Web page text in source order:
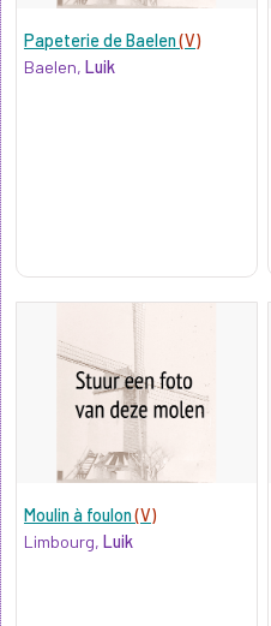
Papeterie de Baelen(V)
Baelen, Luik
Moulin à foulon(V)
Limbourg, Luik